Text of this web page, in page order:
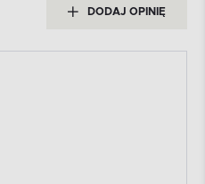
DODAJ OPINIĘ